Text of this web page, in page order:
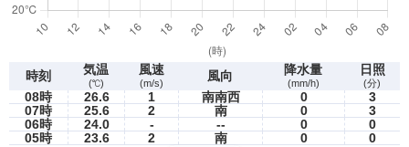
時刻 気温
(℃)
風速
(m/s) 風向 降水量
(mm/h)
日照
(分)
08時 26.6 1 南南西 0
3
07時
25.6 2 南 0
3
06時
24.0 - -- 0
0
05時
23.6 2 南 0 0